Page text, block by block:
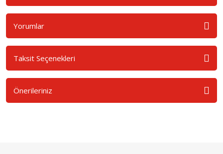
Yorumlar
Taksit Seçenekleri
Önerileriniz